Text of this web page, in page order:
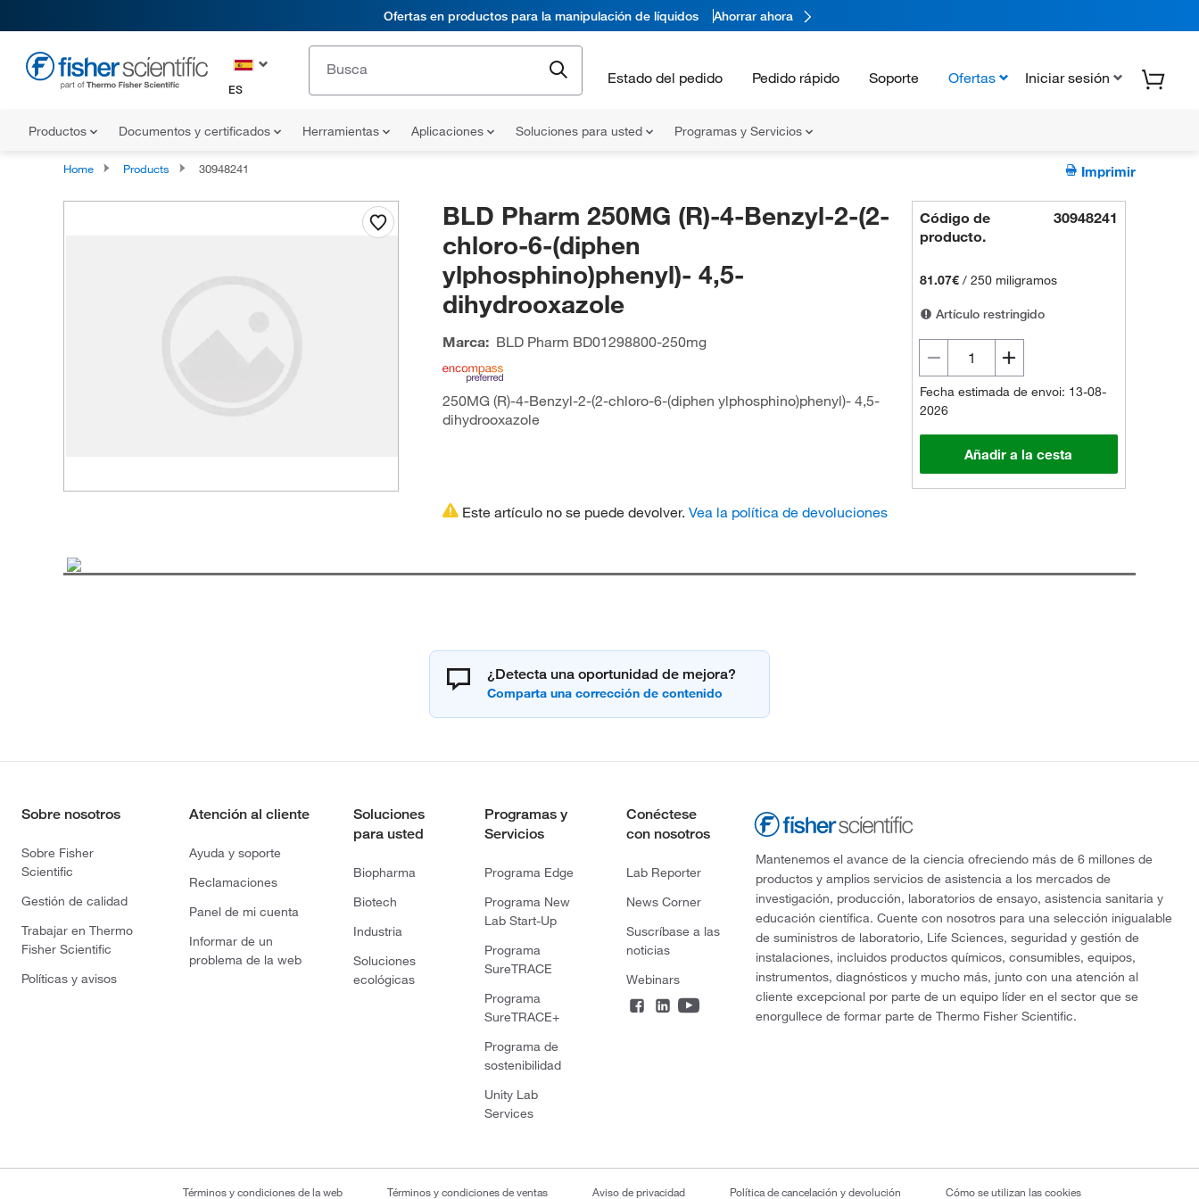
Ofertas en productos para la manipulación de líquidos Ahorrar ahora
ES
Estado del pedido Pedido rápido Soporte Ofertas Iniciar sesión
Productos Documentos y certificados Herramientas Aplicaciones Soluciones para usted Programas y Servicios
Home Products 30948241 Imprimir
BLD Pharm 250MG (R)-4-Benzyl-2-(2-
chloro-6-(diphen
ylphosphino)phenyl)- 4,5-
dihydrooxazole
Marca: BLD Pharm BD01298800-250mg
250MG (R)-4-Benzyl-2-(2-chloro-6-(diphen ylphosphino)phenyl)- 4,5-
dihydrooxazole
Código de
producto.
30948241
81.07€ /250 miligramos
Artículo restringido
Fecha estimada de envoi: 13-08-
2026
Añadir a la cesta
Este artículo no se puede devolver. Vea la política de devoluciones
¿Detecta una oportunidad de mejora?
Sobre nosotros
Sobre Fisher
Scientific
Gestión de calidad
Trabajar en Thermo
Fisher Scientific
Políticas y avisos
Atención al cliente
Ayuda y soporte
Reclamaciones
Panel de mi cuenta
Informar de un
problema de la web
Soluciones
para usted
Biopharma
Biotech
Industria
Soluciones
ecológicas
Programas y
Servicios
Programa Edge
Programa New
Lab Start-Up
Programa
SureTRACE
Programa
SureTRACE+
Programa de
sostenibilidad
Unity Lab
Services
Conéctese
con nosotros
Lab Reporter
News Corner
Suscríbase a las
noticias
Webinars
Mantenemos el avance de la ciencia ofreciendo más de 6 millones de
productos y amplios servicios de asistencia a los mercados de
investigación, producción, laboratorios de ensayo, asistencia sanitaria y
educación científica. Cuente con nosotros para una selección inigualable
de suministros de laboratorio, Life Sciences, seguridad y gestión de
instalaciones, incluidos productos químicos, consumibles, equipos,
instrumentos, diagnósticos y mucho más, junto con una atención al
cliente excepcional por parte de un equipo líder en el sector que se
enorgullece de formar parte de Thermo Fisher Scientific.
Términos y condiciones de la web Términos y condiciones de ventas Aviso de privacidad Política de cancelación y devolución Cómo se utilizan las cookies